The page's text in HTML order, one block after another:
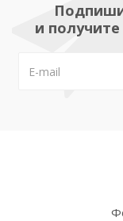
и получите